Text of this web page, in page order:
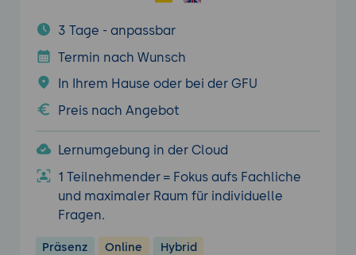
3 Tage - anpassbar
Termin nach Wunsch
In Ihrem Hause oder bei der GFU
Preis nach Angebot
Lernumgebung in der Cloud
1 Teilnehmender = Fokus aufs Fachliche
und maximaler Raum für individuelle
Fragen.
Präsenz Online Hybrid